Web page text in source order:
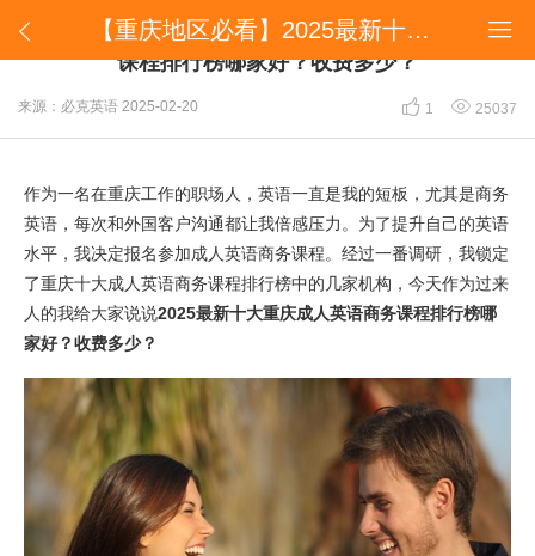
 
【重庆地区必看】2025最新十大重庆成人英语商务课程排行榜哪家好？收费多少？
【重庆地区必看】2025最新十大重庆成人英语商务
课程排行榜哪家好？收费多少？
来源：必克英语 2025-02-20  1  25037
作为一名在重庆工作的职场人，英语一直是我的短板，尤其是商务
英语，每次和外国客户沟通都让我倍感压力。为了提升自己的英语
水平，我决定报名参加成人英语商务课程。经过一番调研，我锁定
了重庆十大成人英语商务课程排行榜中的几家机构，今天作为过来
人的我给大家说说2025最新十大重庆成人英语商务课程排行榜哪
家好？收费多少？